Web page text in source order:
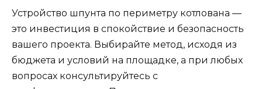
Устройство шпунта по периметру котлована —
это инвестиция в спокойствие и безопасность
вашего проекта. Выбирайте метод, исходя из
бюджета и условий на площадке, а при любых
вопросах консультируйтесь с